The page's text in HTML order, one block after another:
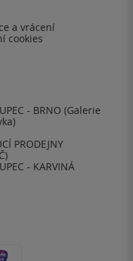
a vrácení
cookies
- BRNO (Galerie
PRODEJNY
- KARVINÁ